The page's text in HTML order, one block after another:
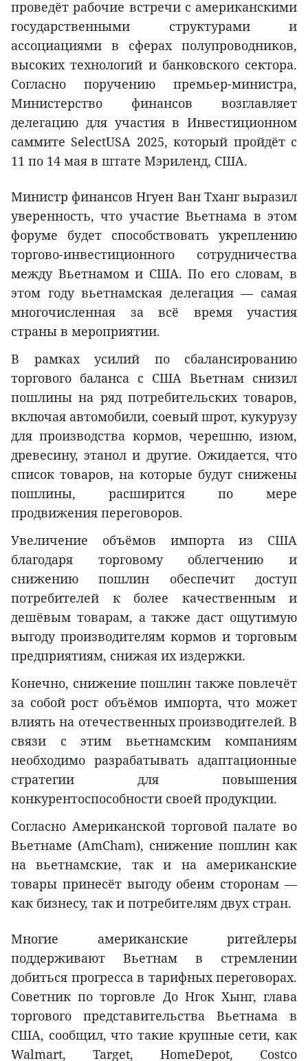
проведёт рабочие встречи с американскими
государственными структурами и
ассоциациями в сферах полупроводников,
высоких технологий и банковского сектора.
Согласно поручению премьер-министра,
Министерство финансов возглавляет
делегацию для участия в Инвестиционном
саммите SelectUSA 2025, который пройдёт с
11 по 14 мая в штате Мэриленд, США.
Министр финансов Нгуен Ван Тханг выразил
уверенность, что участие Вьетнама в этом
форуме будет способствовать укреплению
торгово-инвестиционного сотрудничества
между Вьетнамом и США. По его словам, в
этом году вьетнамская делегация — самая
многочисленная за всё время участия
страны в мероприятии.
В рамках усилий по сбалансированию
торгового баланса с США Вьетнам снизил
пошлины на ряд потребительских товаров,
включая автомобили, соевый шрот, кукурузу
для производства кормов, черешню, изюм,
древесину, этанол и другие. Ожидается, что
список товаров, на которые будут снижены
пошлины, расширится по мере
продвижения переговоров.
Увеличение объёмов импорта из США
благодаря торговому облегчению и
снижению пошлин обеспечит доступ
потребителей к более качественным и
дешёвым товарам, а также даст ощутимую
выгоду производителям кормов и торговым
предприятиям, снижая их издержки.
Конечно, снижение пошлин также повлечёт
за собой рост объёмов импорта, что может
влиять на отечественных производителей. В
связи с этим вьетнамским компаниям
необходимо разрабатывать адаптационные
стратегии для повышения
конкурентоспособности своей продукции.
Согласно Американской торговой палате во
Вьетнаме (AmCham), снижение пошлин как
на вьетнамские, так и на американские
товары принесёт выгоду обеим сторонам —
как бизнесу, так и потребителям двух стран.
Многие американские ритейлеры
поддерживают Вьетнам в стремлении
добиться прогресса в тарифных переговорах.
Советник по торговле До Нгок Хынг, глава
торгового представительства Вьетнама в
США, сообщил, что такие крупные сети, как
Walmart, Target, HomeDepot, Costco